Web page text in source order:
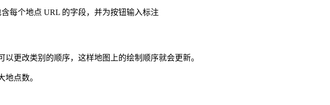
每个地点 URL 的字段，并为按钮输入标注
更改类别的顺序，这样地图上的绘制顺序就会更新。
地点数。